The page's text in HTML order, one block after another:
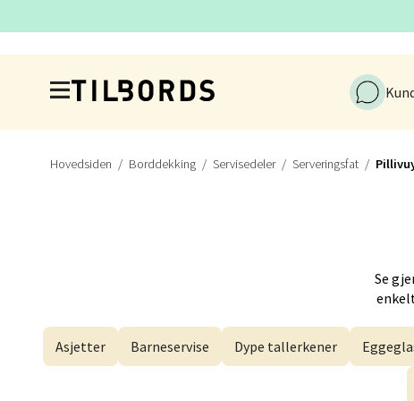
Hovedsiden Borddekking Servisedeler Serveringsfat
Se
Asjetter Barneservise Dype tallerkener
Åpent i
Lars
Åpent i